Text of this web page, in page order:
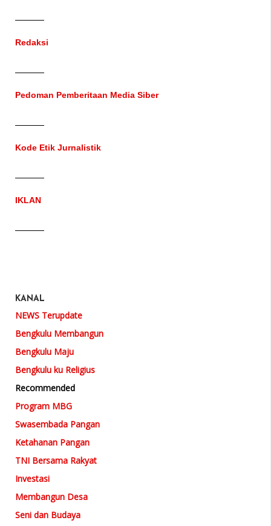
Redaksi
Pedoman Pemberitaan Media Siber
Kode Etik Jurnalistik
IKLAN
KANAL
NEWS Terupdate
Bengkulu Membangun
Bengkulu Maju
Bengkulu ku Religius
Recommended
Program MBG
Swasembada Pangan
Ketahanan Pangan
TNI Bersama Rakyat
Investasi
Membangun Desa
Seni dan Budaya